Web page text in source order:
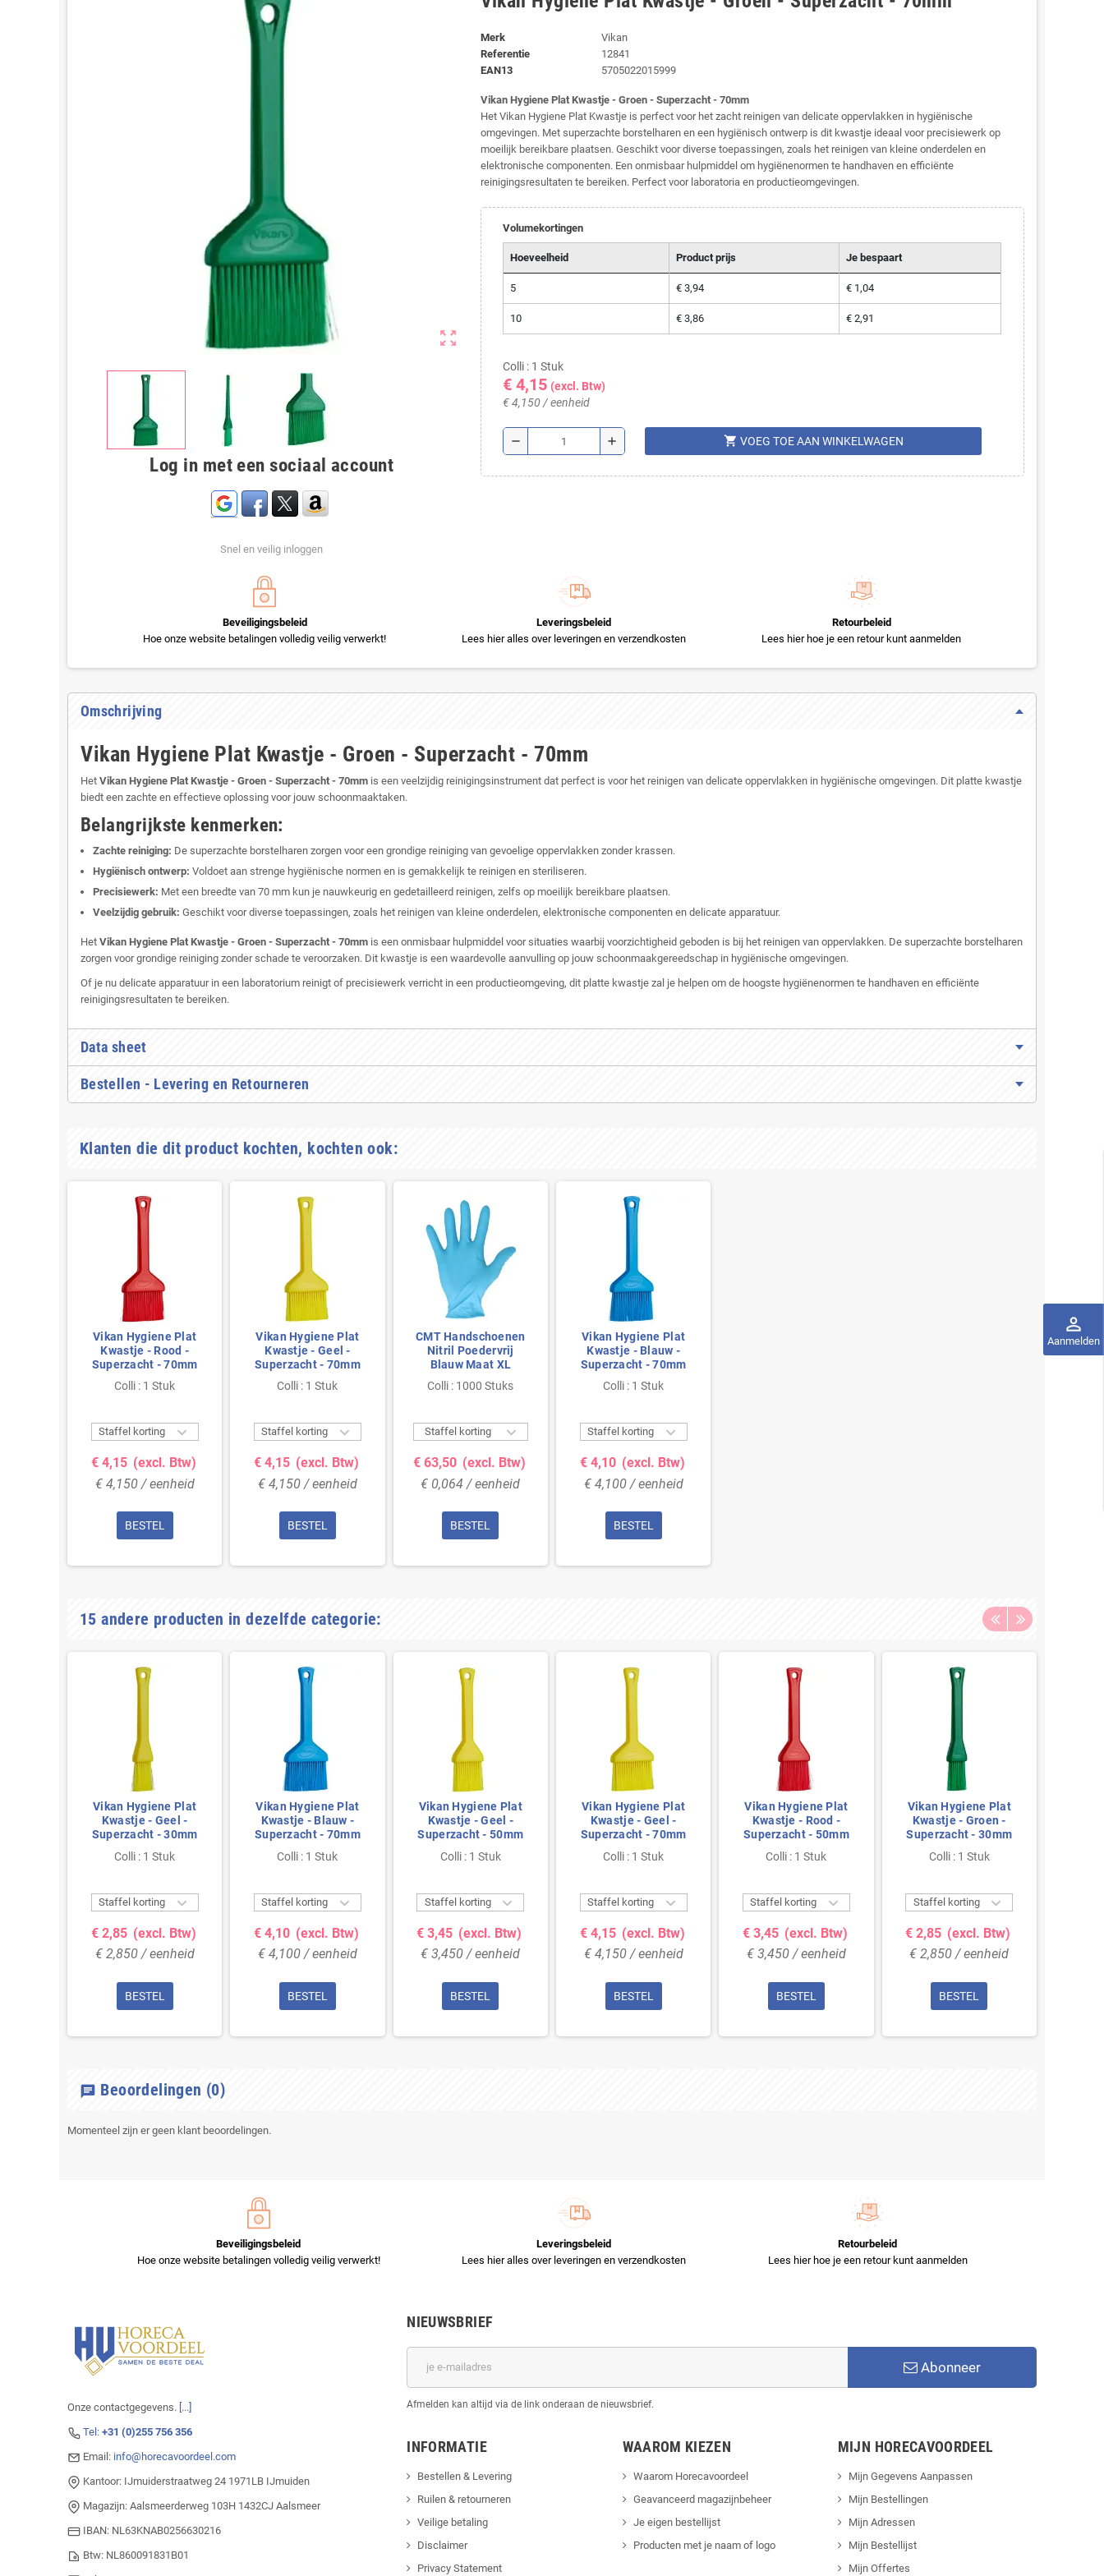
perm_identity
Aanmelden
zoom_out_map
Log in met een sociaal account
Snel en veilig inloggen
Merk
Vikan
Referentie
12841
EAN13
5705022015999
Vikan Hygiene Plat Kwastje - Groen - Superzacht - 70mm
Het Vikan Hygiene Plat Kwastje is perfect voor het zacht reinigen van delicate oppervlakken in hygiënische
omgevingen. Met superzachte borstelharen en een hygiënisch ontwerp is dit kwastje ideaal voor precisiewerk op
moeilijk bereikbare plaatsen. Geschikt voor diverse toepassingen, zoals het reinigen van kleine onderdelen en
elektronische componenten. Een onmisbaar hulpmiddel om hygiënenormen te handhaven en efficiënte
reinigingsresultaten te bereiken. Perfect voor laboratoria en productieomgevingen.
Volumekortingen
Hoeveelheid Product prijs Je bespaart
5 € 3,94 € 1,04
10 € 3,86 € 2,91
Colli : 1 Stuk
€ 4,15 (excl. Btw)
€ 4,150 / eenheid
remove add shopping_cart VOEG TOE AAN WINKELWAGEN
Beveiligingsbeleid
Hoe onze website betalingen volledig veilig verwerkt!
Leveringsbeleid
Lees hier alles over leveringen en verzendkosten
Retourbeleid
Lees hier hoe je een retour kunt aanmelden
Omschrijving
Vikan Hygiene Plat Kwastje - Groen - Superzacht - 70mm
Het Vikan Hygiene Plat Kwastje - Groen - Superzacht - 70mm is een veelzijdig reinigingsinstrument dat perfect is voor het reinigen van delicate oppervlakken in hygiënische omgevingen. Dit platte kwastje
biedt een zachte en effectieve oplossing voor jouw schoonmaaktaken.
Belangrijkste kenmerken:
Zachte reiniging: De superzachte borstelharen zorgen voor een grondige reiniging van gevoelige oppervlakken zonder krassen.
Hygiënisch ontwerp: Voldoet aan strenge hygiënische normen en is gemakkelijk te reinigen en steriliseren.
Precisiewerk: Met een breedte van 70 mm kun je nauwkeurig en gedetailleerd reinigen, zelfs op moeilijk bereikbare plaatsen.
Veelzijdig gebruik: Geschikt voor diverse toepassingen, zoals het reinigen van kleine onderdelen, elektronische componenten en delicate apparatuur.
Het Vikan Hygiene Plat Kwastje - Groen - Superzacht - 70mm is een onmisbaar hulpmiddel voor situaties waarbij voorzichtigheid geboden is bij het reinigen van oppervlakken. De superzachte borstelharen
zorgen voor grondige reiniging zonder schade te veroorzaken. Dit kwastje is een waardevolle aanvulling op jouw schoonmaakgereedschap in hygiënische omgevingen.
Of je nu delicate apparatuur in een laboratorium reinigt of precisiewerk verricht in een productieomgeving, dit platte kwastje zal je helpen om de hoogste hygiënenormen te handhaven en efficiënte
reinigingsresultaten te bereiken.
Data sheet
Bestellen - Levering en Retourneren
Klanten die dit product kochten, kochten ook:
Vikan Hygiene Plat
Kwastje - Rood -
Superzacht - 70mm
Colli : 1 Stuk
Staffel korting 
€ 4,15 (excl. Btw)
€ 4,150 / eenheid
BESTEL
Vikan Hygiene Plat
Kwastje - Geel -
Superzacht - 70mm
Colli : 1 Stuk
Staffel korting 
€ 4,15 (excl. Btw)
€ 4,150 / eenheid
BESTEL
CMT Handschoenen
Nitril Poedervrij
Blauw Maat XL
Colli : 1000 Stuks
Staffel korting 
€ 63,50 (excl. Btw)
€ 0,064 / eenheid
BESTEL
Vikan Hygiene Plat
Kwastje - Blauw -
Superzacht - 70mm
Colli : 1 Stuk
Staffel korting 
€ 4,10 (excl. Btw)
€ 4,100 / eenheid
BESTEL
15 andere producten in dezelfde categorie:
Vikan Hygiene Plat
Kwastje - Geel -
Superzacht - 30mm
Colli : 1 Stuk
Staffel korting 
€ 2,85 (excl. Btw)
€ 2,850 / eenheid
BESTEL
Vikan Hygiene Plat
Kwastje - Blauw -
Superzacht - 70mm
Colli : 1 Stuk
Staffel korting 
€ 4,10 (excl. Btw)
€ 4,100 / eenheid
BESTEL
Vikan Hygiene Plat
Kwastje - Geel -
Superzacht - 50mm
Colli : 1 Stuk
Staffel korting 
€ 3,45 (excl. Btw)
€ 3,450 / eenheid
BESTEL
Vikan Hygiene Plat
Kwastje - Geel -
Superzacht - 70mm
Colli : 1 Stuk
Staffel korting 
€ 4,15 (excl. Btw)
€ 4,150 / eenheid
BESTEL
Vikan Hygiene Plat
Kwastje - Rood -
Superzacht - 50mm
Colli : 1 Stuk
Staffel korting 
€ 3,45 (excl. Btw)
€ 3,450 / eenheid
BESTEL
Vikan Hygiene Plat
Kwastje - Groen -
Superzacht - 30mm
Colli : 1 Stuk
Staffel korting 
€ 2,85 (excl. Btw)
€ 2,850 / eenheid
BESTEL
chat Beoordelingen (0)
Momenteel zijn er geen klant beoordelingen.
Beveiligingsbeleid
Hoe onze website betalingen volledig veilig verwerkt!
Leveringsbeleid
Lees hier alles over leveringen en verzendkosten
Retourbeleid
Lees hier hoe je een retour kunt aanmelden
Onze contactgegevens. [...]
Tel: +31 (0)255 756 356
Email: info@horecavoordeel.com
Kantoor: IJmuiderstraatweg 24 1971LB IJmuiden
Magazijn: Aalsmeerderweg 103H 1432CJ Aalsmeer
IBAN: NL63KNAB0256630216
Btw: NL860091831B01
NIEUWSBRIEF
Abonneer
Afmelden kan altijd via de link onderaan de nieuwsbrief.
INFORMATIE
Bestellen & Levering
Ruilen & retourneren
Veilige betaling
Disclaimer
Privacy Statement
WAAROM KIEZEN
Waarom Horecavoordeel
Geavanceerd magazijnbeheer
Je eigen bestellijst
Producten met je naam of logo
MIJN HORECAVOORDEEL
Mijn Gegevens Aanpassen
Mijn Bestellingen
Mijn Adressen
Mijn Bestellijst
Mijn Offertes